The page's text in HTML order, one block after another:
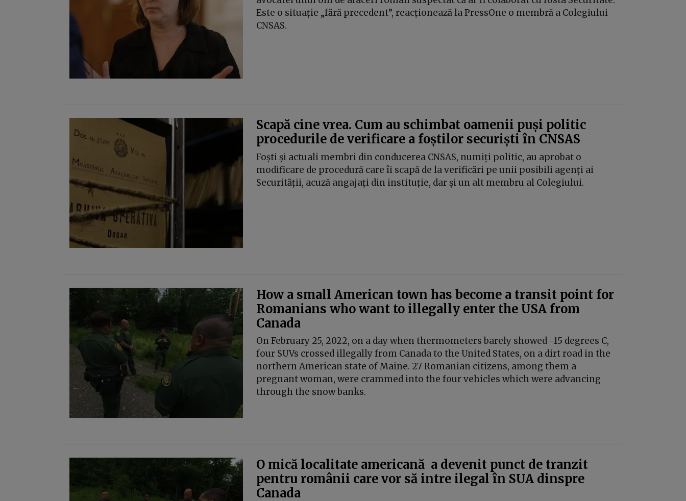
Este o situație „fără precedent”, reacționează la PressOne o membră a Colegiului
CNSAS.
Scapă cine vrea. Cum au schimbat oamenii puși politic
procedurile de verificare a foștilor securiști în CNSAS
Foști și actuali membri din conducerea CNSAS, numiți politic, au aprobat o
modificare de procedură care îi scapă de la verificări pe unii posibili agenți ai
Securității, acuză angajați din instituție, dar și un alt membru al Colegiului.
How a small American town has become a transit point for
Romanians who want to illegally enter the USA from
Canada
On February 25, 2022, on a day when thermometers barely showed -15 degrees C,
four SUVs crossed illegally from Canada to the United States, on a dirt road in the
northern American state of Maine. 27 Romanian citizens, among them a
pregnant woman, were crammed into the four vehicles which were advancing
through the snow banks.
O mică localitate americană a devenit punct de tranzit
pentru românii care vor să intre ilegal în SUA dinspre
Canada